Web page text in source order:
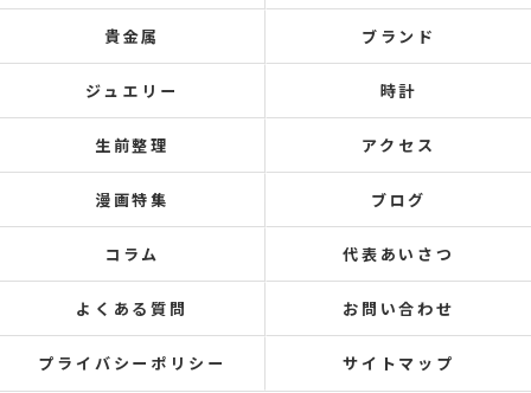
貴金属 ブランド
ジュエリー 時計
生前整理 アクセス
漫画特集 ブログ
コラム 代表あいさつ
よくある質問 お問い合わせ
プライバシーポリシー サイトマップ